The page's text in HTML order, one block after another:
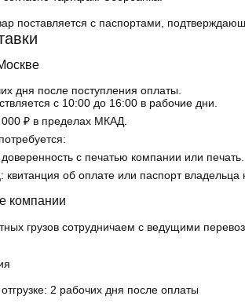
поставляется с паспортами,
дня после поступления оплаты.
с 10:00 до 16:00 в рабочие дни.
000 ₽ в пределах МКАД.
с печатью компании или печать.
квитанция об оплате или паспорт владельца
компании
грузов сотрудничаем с ведущими
2 рабочих дня после оплаты